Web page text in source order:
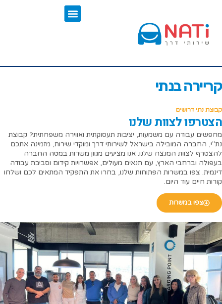
קריירה בנתי
קבוצת נתי דרושים
הצטרפו לצוות שלנו
מחפשים עבודה עם משמעות, יציבות תעסוקתית ואווירה משפחתית? קבוצת
נת"י, החברה המובילה בישראל לשירותי דרך ומוקדי שירות, מזמינה אתכם
להצטרף לצוות המנצח שלנו. אנו מציעים מגוון משרות במטה החברה
בעפולה וברחבי הארץ, עם תנאים מעולים, אפשרויות קידום וסביבת עבודה
דינמית. צפו במשרות הפתוחות שלנו, בחרו את התפקיד המתאים לכם ושלחו
קורות חיים עוד היום.
צפו במשרות